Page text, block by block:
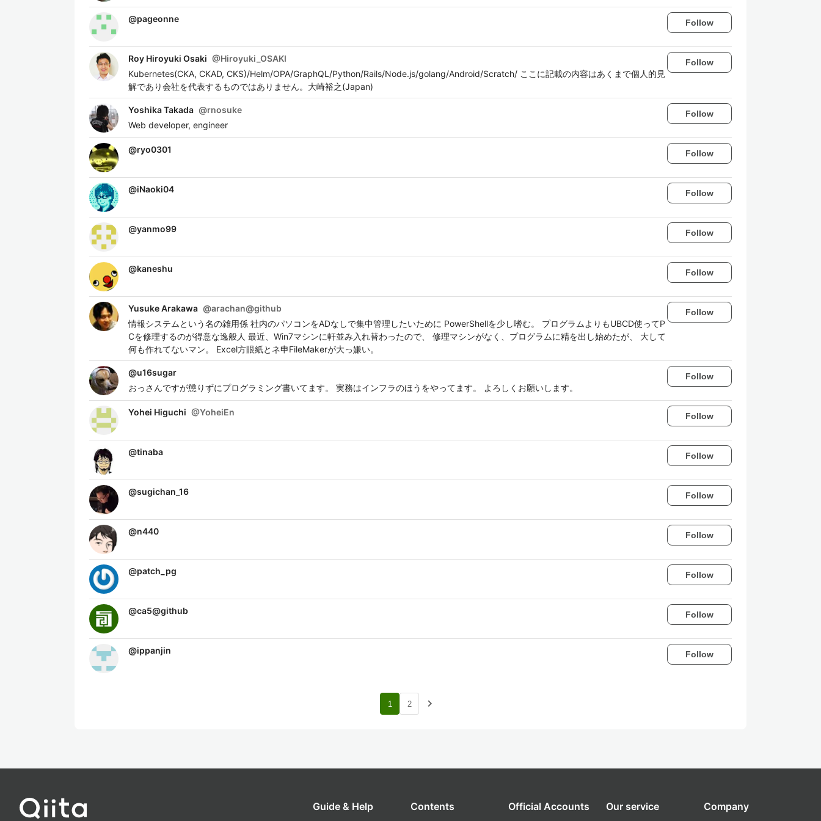
@pageonne Follow
Roy Hiroyuki Osaki @Hiroyuki_OSAKI
Kubernetes(CKA, CKAD, CKS)/Helm/OPA/GraphQL/Python/Rails/Node.js/golang/Android/Scratch/ ここに記載の内容はあくまで個人的見
解であり会社を代表するものではありません。大崎裕之(Japan)
Follow
Yoshika Takada @rnosuke
Web developer, engineer
Follow
@ryo0301 Follow
@iNaoki04 Follow
@yanmo99 Follow
@kaneshu Follow
Yusuke Arakawa @arachan@github
情報システムという名の雑用係 社内のパソコンをADなしで集中管理したいために PowerShellを少し嗜む。 プログラムよりもUBCD使ってP
Cを修理するのが得意な逸般人 最近、Win7マシンに軒並み入れ替わったので、 修理マシンがなく、プログラムに精を出し始めたが、 大して
何も作れてないマン。 Excel方眼紙とネ申FileMakerが大っ嫌い。
Follow
@u16sugar
おっさんですが懲りずにプログラミング書いてます。 実務はインフラのほうをやってます。 よろしくお願いします。
Follow
Yohei Higuchi @YoheiEn Follow
@tinaba Follow
@sugichan_16 Follow
@n440 Follow
@patch_pg Follow
@ca5@github Follow
@ippanjin Follow
1 2 navigate_next
Guide & Help Contents Official Accounts Our service Company